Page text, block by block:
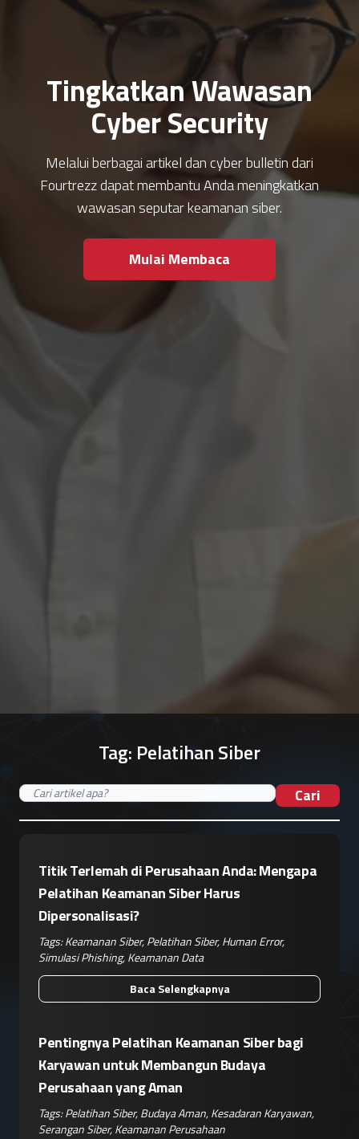
Tingkatkan Wawasan
Cyber Security
Melalui berbagai artikel dan cyber bulletin dari
Fourtrezz dapat membantu Anda meningkatkan
wawasan seputar keamanan siber.
Mulai Membaca
Tag: Pelatihan Siber
Cari
Titik Terlemah di Perusahaan Anda: Mengapa
Pelatihan Keamanan Siber Harus
Dipersonalisasi?
Tags:Keamanan Siber,Pelatihan Siber,Human Error,
Simulasi Phishing,Keamanan Data
Baca Selengkapnya
Pentingnya Pelatihan Keamanan Siber bagi
Karyawan untuk Membangun Budaya
Perusahaan yang Aman
Tags:Pelatihan Siber,Budaya Aman,Kesadaran Karyawan,
Serangan Siber,Keamanan Perusahaan